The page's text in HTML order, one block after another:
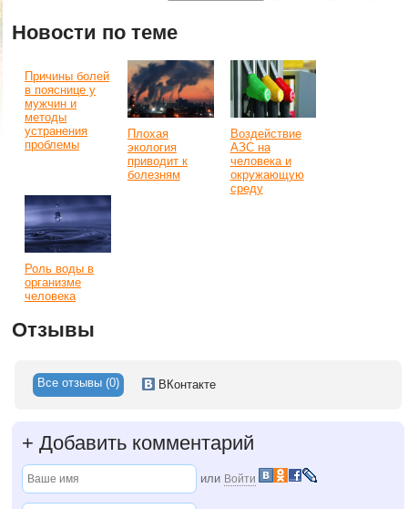
Новости по теме
Причины болей
в пояснице у
мужчин и
методы
устранения
проблемы
Плохая
экология
приводит к
болезням
Воздействие
АЗС на
человека и
окружающую
среду
Роль воды в
организме
человека
Отзывы
Все отзывы (0) ВКонтакте
+ Добавить комментарий
или Войти